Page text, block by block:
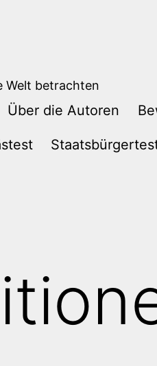
Welt betrachten
Über die Autoren